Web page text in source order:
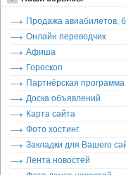
Продажа авиабилетов,
Онлайн переводчик
Афиша
Гороскоп
Партнёрская программа
Доска объявлений
Карта сайта
Фото хостинг
Закладки для Вашего
Лента новостей